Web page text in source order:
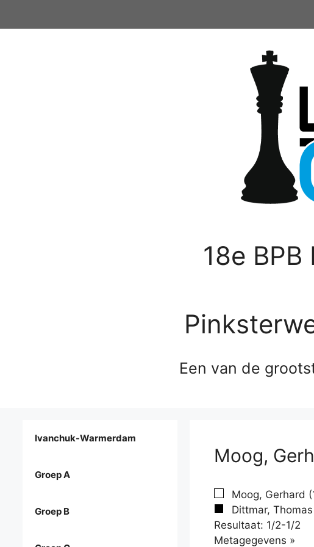
18e
Een van de
Moog,
Moog, Gerhard
Dittmar,
Resultaat: 1/2-1/2
Metagegevens »
Ivanchuk-Warmerdam
Groep A
Groep B